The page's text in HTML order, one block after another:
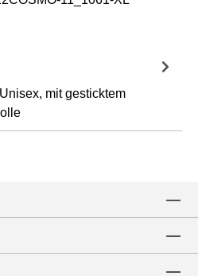
mit gesticktem